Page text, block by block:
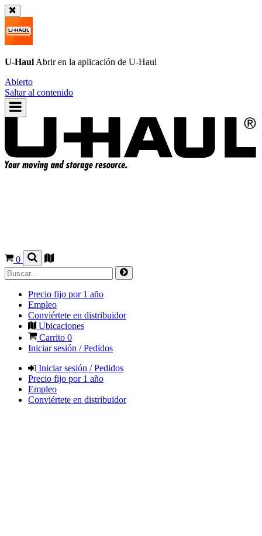
U-Haul Abrir en la aplicación de U-Haul
Abierto
Saltar al contenido
0
Precio fijo por 1 año
Empleo
Conviértete en distribuidor
Ubicaciones
Carrito 0
Iniciar sesión / Pedidos
Iniciar sesión / Pedidos
Precio fijo por 1 año
Empleo
Conviértete en distribuidor